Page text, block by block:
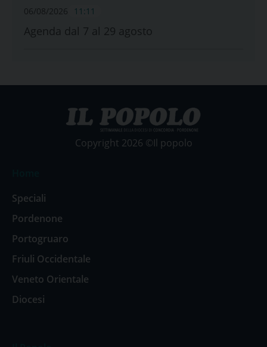
06/08/2026 11:11
Agenda dal 7 al 29 agosto
Copyright 2026 ©Il popolo
Speciali
Pordenone
Portogruaro
Friuli Occidentale
Veneto Orientale
Diocesi